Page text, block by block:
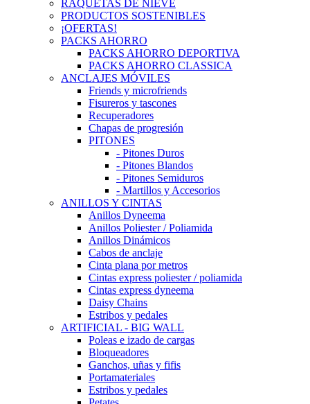
RAQUETAS DE NIEVE
PRODUCTOS SOSTENIBLES
¡OFERTAS!
PACKS AHORRO
PACKS AHORRO DEPORTIVA
PACKS AHORRO CLASSICA
ANCLAJES MÓVILES
Friends y microfriends
Fisureros y tascones
Recuperadores
Chapas de progresión
PITONES
- Pitones Duros
- Pitones Blandos
- Pitones Semiduros
- Martillos y Accesorios
ANILLOS Y CINTAS
Anillos Dyneema
Anillos Poliester / Poliamida
Anillos Dinámicos
Cabos de anclaje
Cinta plana por metros
Cintas express poliester / poliamida
Cintas express dyneema
Daisy Chains
Estribos y pedales
ARTIFICIAL - BIG WALL
Poleas e izado de cargas
Bloqueadores
Ganchos, uñas y fifis
Portamateriales
Estribos y pedales